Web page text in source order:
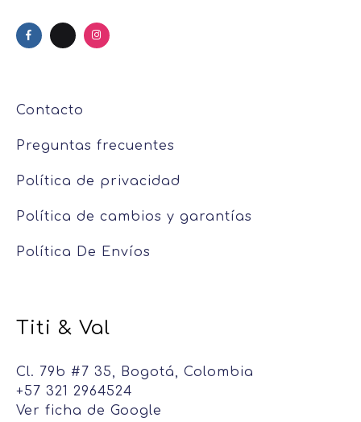
Contacto
Preguntas frecuentes
Política de privacidad
Política de cambios y garantías
Política De Envíos
Titi & Val
Cl. 79b #7 35, Bogotá, Colombia
+57 321 2964524
Ver ficha de Google